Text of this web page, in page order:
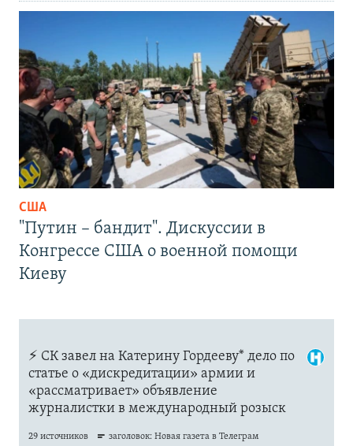
США
"Путин – бандит". Дискуссии в
Конгрессе США о военной помощи
Киеву